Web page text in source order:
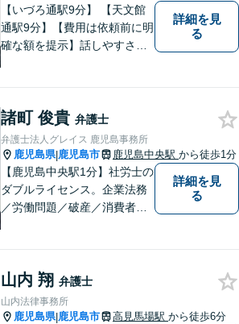
能】
【いづろ通駅9分】 【天文館
通駅9分】【費用は依頼前に明
確な額を提示】話しやすさを
で、お悩みの解決に向けて丁
寧にアドバイスしていきま
す。
詳細を見
る
諸町 俊貴 弁護士
弁護士法人グレイス 鹿児島事務所
鹿児島県|鹿児島市 鹿児島中央駅 から徒歩1分
【鹿児島中央駅1分】社労士の
ダブルライセンス。企業法務
／労働問題／破産／消費者問
をしておりました。丁寧なヒ
アリングで、ご相談の全容を
明らかにし、納得のいく解決
詳細を見
る
山内 翔 弁護士
山内法律事務所
鹿児島県|鹿児島市 高見馬場駅 から徒歩6分